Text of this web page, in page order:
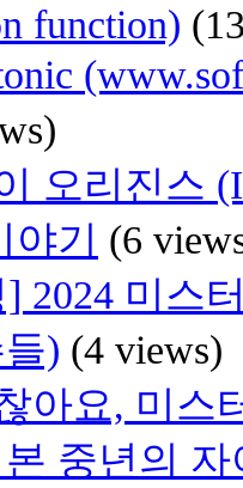
function)
오리진스
기
(6
2024 미스
) (4 views)
아요, 미스
중년의 자